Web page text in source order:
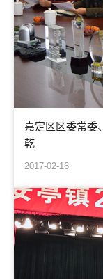
嘉定区区委常委
乾
2017-02-16